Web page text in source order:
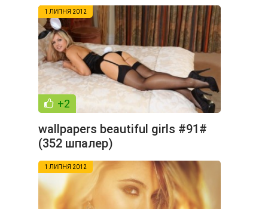
1 ЛИПНЯ 2012
+2
wallpapers beautiful girls #91#
(352 шпалер)
1 ЛИПНЯ 2012